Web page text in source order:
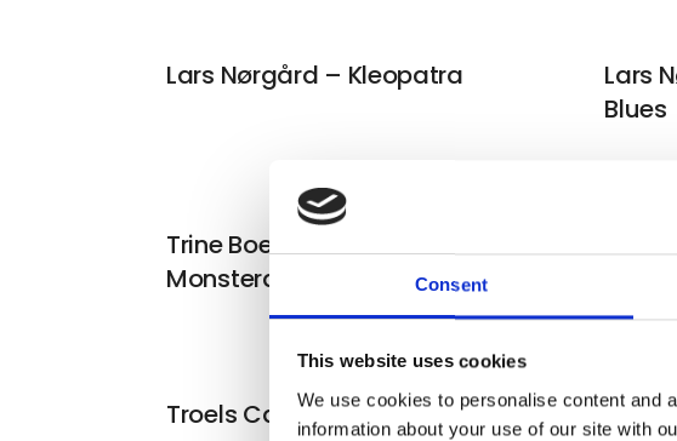
Consent
This website uses cookies
We use cookies to personalise content and
information about your use of our site with
Lars Nørgård – Kleopatra
Lars
Blues
Trine Boesen – Monstera
Monstera I
Trine
Troels Carlsen – Little Now